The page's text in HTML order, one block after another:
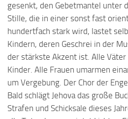
gesenkt, den Gebetmantel unter
Stille, die in einer sonst fast
hundertfach stark wird, lastet
Kindern, deren Geschrei in der
der stärkste Akzent ist. Alle
Kinder. Alle Frauen umarmen
um Vergebung. Der Chor der
Bald schlägt Jehova das große
Strafen und Schicksale dieses